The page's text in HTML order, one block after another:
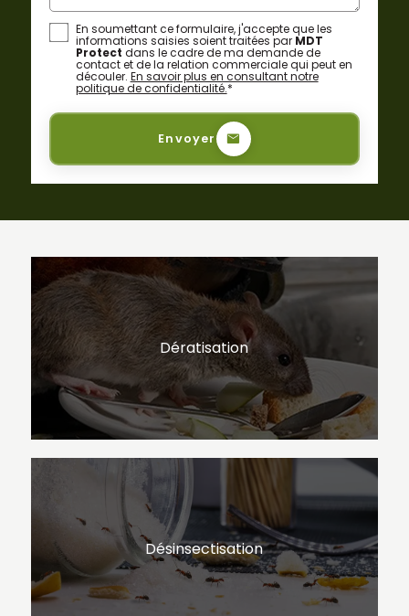
En soumettant ce formulaire, j'accepte que les
informations saisies soient traitées par MDT
Protect dans le cadre de ma demande de
contact et de la relation commerciale qui peut en
découler. En savoir plus en consultant notre
politique de confidentialité.*
Envoyer
Dératisation
Désinsectisation